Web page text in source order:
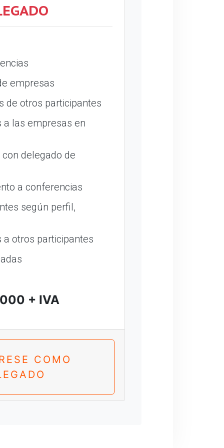
empresas
de otros participantes
a las empresas en
delegado de
a conferencias
según perfil,
a otros participantes
+ IVA
COMO